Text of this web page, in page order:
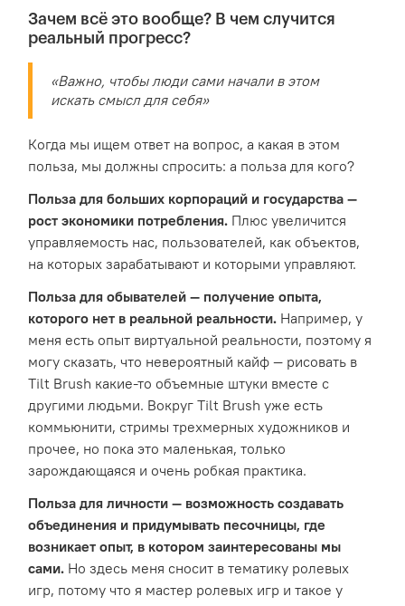
Зачем всё это вообще? В чем случится
реальный прогресс?
«Важно, чтобы люди сами начали в этом
искать смысл для себя»
Когда мы ищем ответ на вопрос, а какая в этом
польза, мы должны спросить: а польза для кого?
Польза для больших корпораций и государства —
рост экономики потребления. Плюс увеличится
управляемость нас, пользователей, как объектов,
на которых зарабатывают и которыми управляют.
Польза для обывателей — получение опыта,
которого нет в реальной реальности. Например, у
меня есть опыт виртуальной реальности, поэтому я
могу сказать, что невероятный кайф — рисовать в
Tilt Brush какие-то объемные штуки вместе с
другими людьми. Вокруг Tilt Brush уже есть
коммьюнити, стримы трехмерных художников и
прочее, но пока это маленькая, только
зарождающаяся и очень робкая практика.
Польза для личности — возможность создавать
объединения и придумывать песочницы, где
возникает опыт, в котором заинтересованы мы
сами. Но здесь меня сносит в тематику ролевых
игр, потому что я мастер ролевых игр и такое у